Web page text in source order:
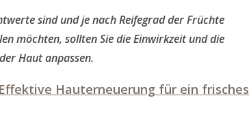
sind und je nach Reifegrad der Früchte
möchten, sollten Sie die Einwirkzeit und die
Haut anpassen.
Hauterneuerung für ein frisches